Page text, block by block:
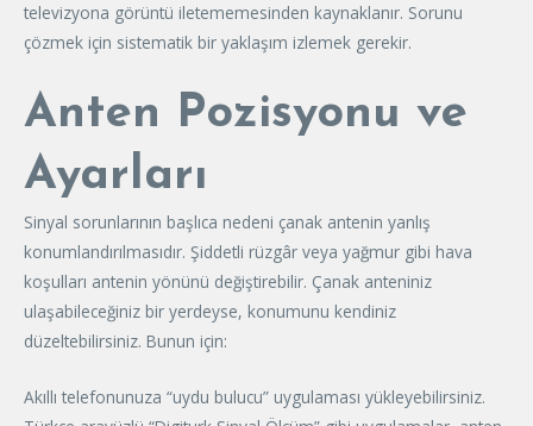
televizyona görüntü iletememesinden kaynaklanır. Sorunu
çözmek için sistematik bir yaklaşım izlemek gerekir.
Anten Pozisyonu ve
Ayarları
Sinyal sorunlarının başlıca nedeni çanak antenin yanlış
konumlandırılmasıdır. Şiddetli rüzgâr veya yağmur gibi hava
koşulları antenin yönünü değiştirebilir. Çanak anteniniz
ulaşabileceğiniz bir yerdeyse, konumunu kendiniz
düzeltebilirsiniz. Bunun için:
Akıllı telefonunuza “uydu bulucu” uygulaması yükleyebilirsiniz.